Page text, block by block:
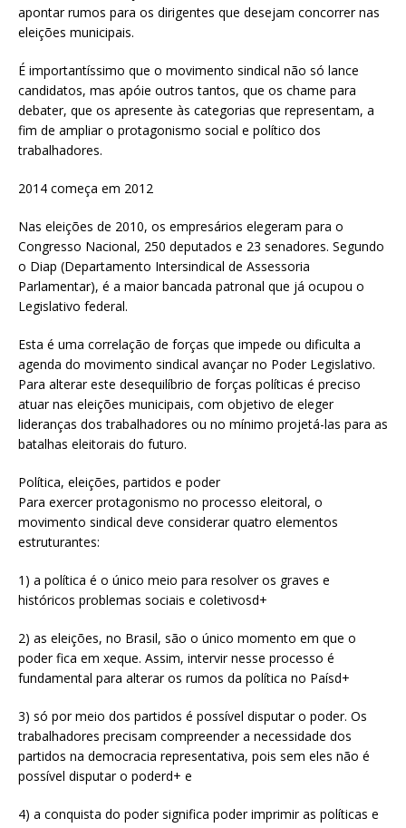
apontar rumos para os dirigentes que desejam concorrer nas
eleições municipais.
É importantíssimo que o movimento sindical não só lance
candidatos, mas apóie outros tantos, que os chame para
debater, que os apresente às categorias que representam, a
fim de ampliar o protagonismo social e político dos
trabalhadores.
2014 começa em 2012
Nas eleições de 2010, os empresários elegeram para o
Congresso Nacional, 250 deputados e 23 senadores. Segundo
o Diap (Departamento Intersindical de Assessoria
Parlamentar), é a maior bancada patronal que já ocupou o
Legislativo federal.
Esta é uma correlação de forças que impede ou dificulta a
agenda do movimento sindical avançar no Poder Legislativo.
Para alterar este desequilíbrio de forças políticas é preciso
atuar nas eleições municipais, com objetivo de eleger
lideranças dos trabalhadores ou no mínimo projetá-las para as
batalhas eleitorais do futuro.
Política, eleições, partidos e poder
Para exercer protagonismo no processo eleitoral, o
movimento sindical deve considerar quatro elementos
estruturantes:
1) a política é o único meio para resolver os graves e
históricos problemas sociais e coletivosd+
2) as eleições, no Brasil, são o único momento em que o
poder fica em xeque. Assim, intervir nesse processo é
fundamental para alterar os rumos da política no Paísd+
3) só por meio dos partidos é possível disputar o poder. Os
trabalhadores precisam compreender a necessidade dos
partidos na democracia representativa, pois sem eles não é
possível disputar o poderd+ e
4) a conquista do poder significa poder imprimir as políticas e